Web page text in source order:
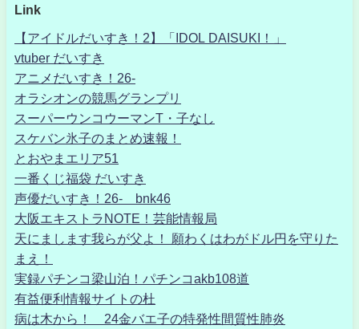
Link
【アイドルだいすき！2】「IDOL DAISUKI！」
vtuber だいすき
アニメだいすき！26-
オラシオンの競馬グランプリ
スーパーウンコウーマンT・子なし
スケバン氷子のまとめ速報！
とおやまエリア51
一番くじ福袋 だいすき
声優だいすき！26- bnk46
大阪エキストラNOTE！芸能情報局
天にまします我らが父よ！ 願わくはわがドル円を守りた
まえ！
実録パチンコ梁山泊！パチンコakb108道
有益便利情報サイトの杜
病は木から！ 24金バエ子の特発性間質性肺炎